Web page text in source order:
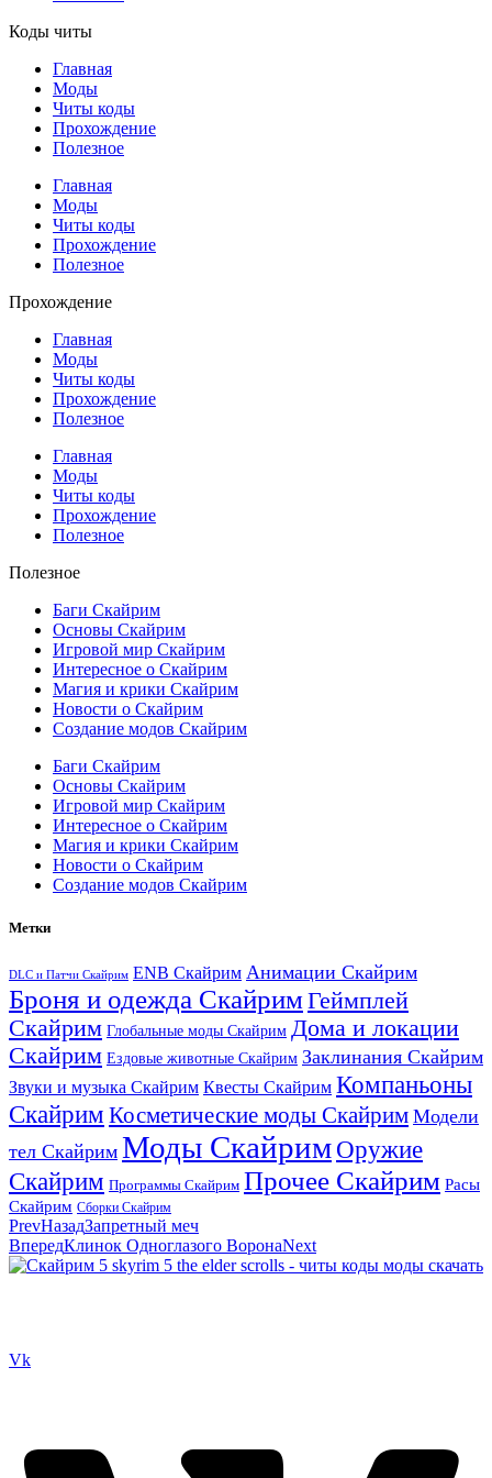
Коды читы
Главная
Моды
Читы коды
Прохождение
Полезное
Главная
Моды
Читы коды
Прохождение
Полезное
Прохождение
Главная
Моды
Читы коды
Прохождение
Полезное
Главная
Моды
Читы коды
Прохождение
Полезное
Полезное
Баги Скайрим
Основы Скайрим
Игровой мир Скайрим
Интересное о Скайрим
Магия и крики Скайрим
Новости о Скайрим
Создание модов Скайрим
Баги Скайрим
Основы Скайрим
Игровой мир Скайрим
Интересное о Скайрим
Магия и крики Скайрим
Новости о Скайрим
Создание модов Скайрим
Метки
DLC и Патчи Скайрим ENB Скайрим Анимации Скайрим
Броня и одежда СкайримГеймплей
Скайрим Глобальные моды Скайрим Дома и локации
Скайрим Ездовые животные Скайрим Заклинания Скайрим
Звуки и музыка Скайрим Квесты Скайрим Компаньоны
Скайрим Косметические моды Скайрим Модели
тел Скайрим Моды Скайрим Оружие
Скайрим Программы Скайрим Прочее Скайрим Расы
Скайрим Сборки Скайрим
PrevНазадЗапретный меч
ВпередКлинок Одноглазого ВоронаNext
Vk